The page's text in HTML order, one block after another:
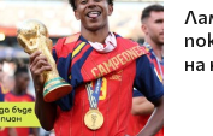
на